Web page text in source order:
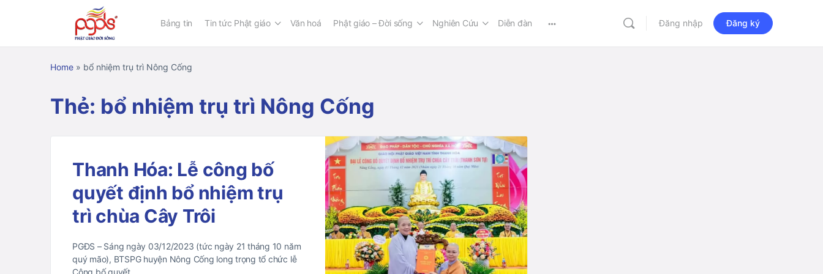
Bảng tin Tin tức Phật giáo Văn hoá Phật giáo – Đời sống Nghiên Cứu Diễn đàn Đăng nhập Đăng ký
Home » bổ nhiệm trụ trì Nông Cống
Thẻ: bổ nhiệm trụ trì Nông Cống
Thanh Hóa: Lễ công bố
quyết định bổ nhiệm trụ
trì chùa Cây Trôi
PGĐS – Sáng ngày 03/12/2023 (tức ngày 21 tháng 10 năm
quý mão), BTSPG huyện Nông Cống long trọng tổ chức lễ
Công bố quyết…